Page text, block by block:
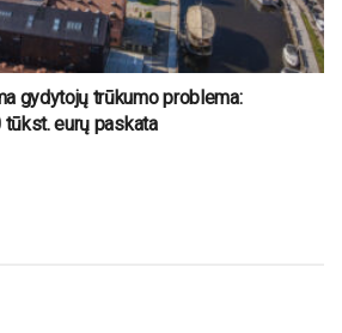
gydytojų trūkumo problema:
eurų paskata